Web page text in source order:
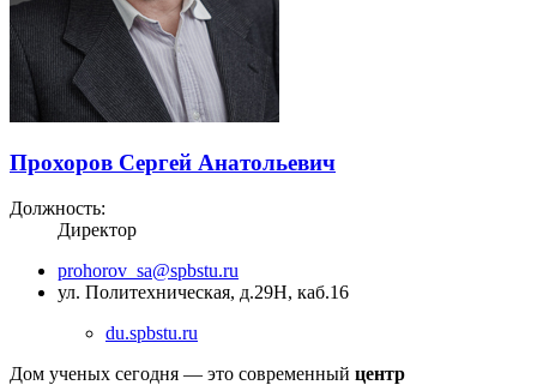
Прохоров Сергей Анатольевич
Должность:
Директор
prohorov_sa@spbstu.ru
ул. Политехническая, д.29Н, каб.16
du.spbstu.ru
Дом ученых сегодня — это современный центр